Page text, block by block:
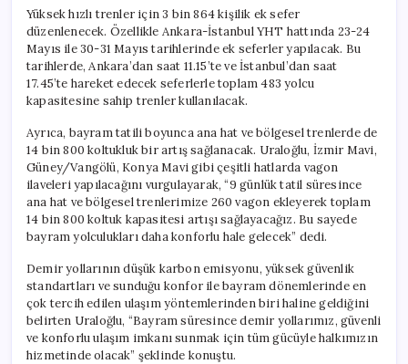
Yüksek hızlı trenler için 3 bin 864 kişilik ek sefer
düzenlenecek. Özellikle Ankara-İstanbul YHT hattında 23-24
Mayıs ile 30-31 Mayıs tarihlerinde ek seferler yapılacak. Bu
tarihlerde, Ankara’dan saat 11.15’te ve İstanbul’dan saat
17.45’te hareket edecek seferlerle toplam 483 yolcu
kapasitesine sahip trenler kullanılacak.
Ayrıca, bayram tatili boyunca ana hat ve bölgesel trenlerde de
14 bin 800 koltukluk bir artış sağlanacak. Uraloğlu, İzmir Mavi,
Güney/Vangölü, Konya Mavi gibi çeşitli hatlarda vagon
ilaveleri yapılacağını vurgulayarak, “9 günlük tatil süresince
ana hat ve bölgesel trenlerimize 260 vagon ekleyerek toplam
14 bin 800 koltuk kapasitesi artışı sağlayacağız. Bu sayede
bayram yolculukları daha konforlu hale gelecek” dedi.
Demir yollarının düşük karbon emisyonu, yüksek güvenlik
standartları ve sunduğu konfor ile bayram dönemlerinde en
çok tercih edilen ulaşım yöntemlerinden biri haline geldiğini
belirten Uraloğlu, “Bayram süresince demir yollarımız, güvenli
ve konforlu ulaşım imkanı sunmak için tüm gücüyle halkımızın
hizmetinde olacak” şeklinde konuştu.